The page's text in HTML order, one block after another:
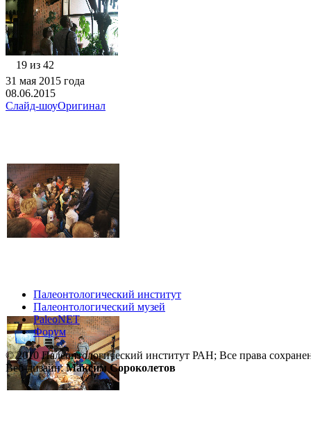
19 из 42
31 мая 2015 года
08.06.2015
Слайд-шоуОригинал
Палеонтологический институт
Палеонтологический музей
PaleoNET
Форум
© 2010 Палеонтологический институт РАН; Все права
Веб-дизайн:Максим Сороколетов